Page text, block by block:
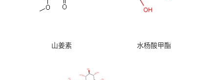
山姜素 水杨酸甲酯